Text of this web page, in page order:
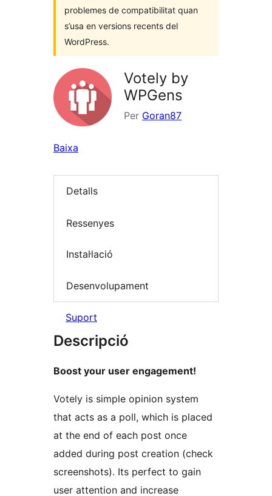
problemes de compatibilitat quan
s’usa en versions recents del
WordPress.
Votely by
WPGens
Per Goran87
Baixa
Detalls
Ressenyes
Instal·lació
Desenvolupament
Suport
Descripció
Boost your user engagement!
Votely is simple opinion system
that acts as a poll, which is placed
at the end of each post once
added during post creation (check
screenshots). Its perfect to gain
user attention and increase